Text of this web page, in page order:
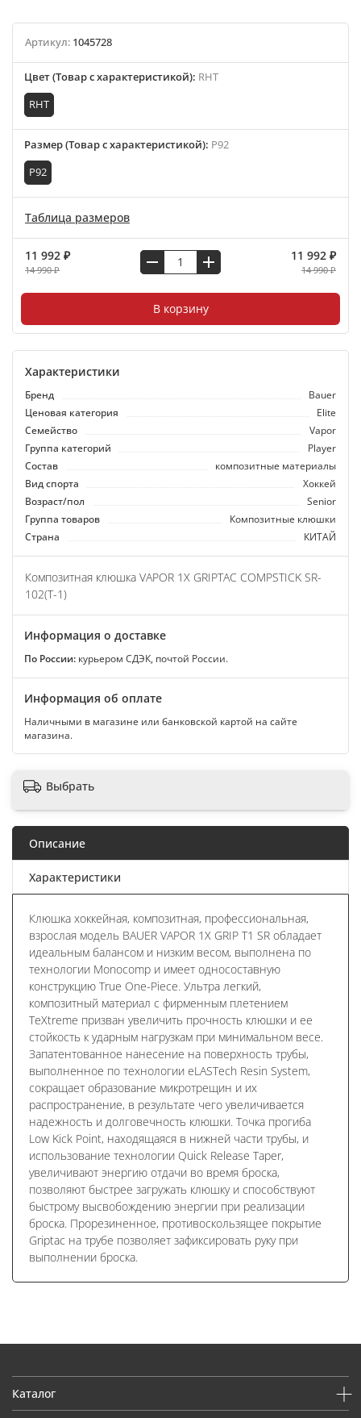
Артикул: 1045728
Цвет (Товар с характеристикой): RHT
RHT
Размер (Товар с характеристикой): P92
P92
Таблица размеров
11 992 ₽
14 990 ₽
11 992 ₽
14 990 ₽
В корзину
Характеристики
Бренд
Bauer
Ценовая категория
Elite
Семейство
Vapor
Группа категорий
Player
Состав
композитные материалы
Вид спорта
Хоккей
Возраст/пол
Senior
Группа товаров
Композитные клюшки
Страна
КИТАЙ
Композитная клюшка VAPOR 1X GRIPTAC COMPSTICK SR-
102(T-1)
Информация о доставке
По России: курьером СДЭК, почтой России.
Информация об оплате
Наличными в магазине или банковской картой на сайте
магазина.
Выбрать
Описание
Характеристики
Клюшка хоккейная, композитная, профессиональная,
взрослая модель BAUER VAPOR 1X GRIP T1 SR обладает
идеальным балансом и низким весом, выполнена по
технологии Monocomp и имеет односоставную
конструкцию True One-Piece. Ультра легкий,
композитный материал с фирменным плетением
TeXtreme призван увеличить прочность клюшки и ее
стойкость к ударным нагрузкам при минимальном весе.
Запатентованное нанесение на поверхность трубы,
выполненное по технологии eLASTech Resin System,
сокращает образование микротрещин и их
распространение, в результате чего увеличивается
надежность и долговечность клюшки. Точка прогиба
Low Kick Point, находящаяся в нижней части трубы, и
использование технологии Quick Release Taper,
увеличивают энергию отдачи во время броска,
позволяют быстрее загружать клюшку и способствуют
быстрому высвобождению энергии при реализации
броска. Прорезиненное, противоскользящее покрытие
Griptac на трубе позволяет зафиксировать руку при
выполнении броска.
Каталог